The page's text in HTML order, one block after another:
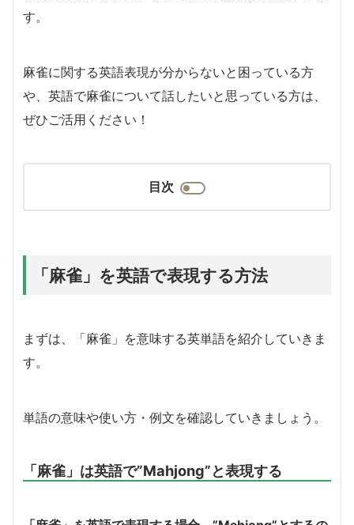
す。
麻雀に関する英語表現が分からないと困っている方
や、英語で麻雀について話したいと思っている方は、
ぜひご活用ください！
目次
「麻雀」を英語で表現する方法
まずは、「麻雀」を意味する英単語を紹介していきま
す。
単語の意味や使い方・例文を確認していきましょう。
「麻雀」は英語で”Mahjong”と表現する